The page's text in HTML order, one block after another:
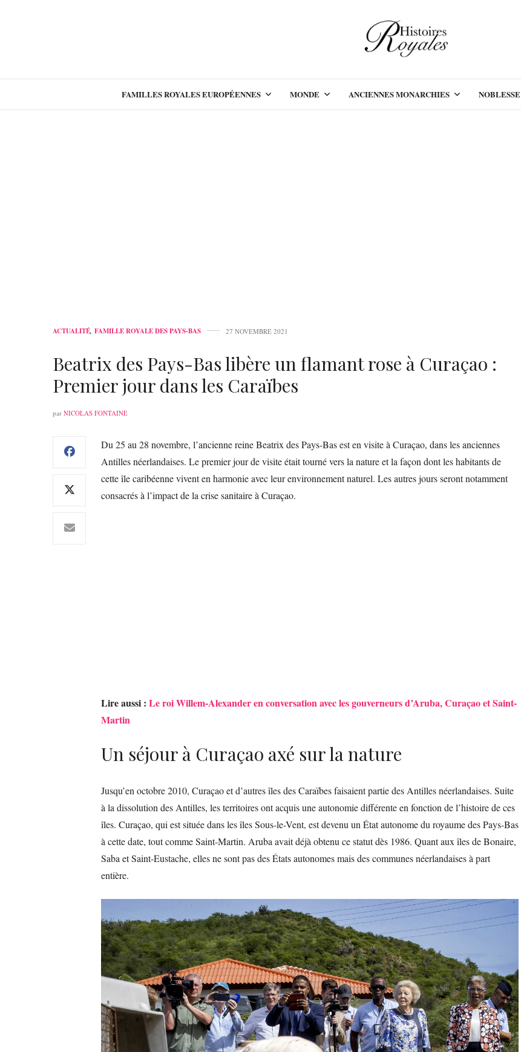
FAMILLES ROYALES EUROPÉENNES MONDE ANCIENNES MONARCHIES NOBLESSE
ACTUALITÉ, FAMILLE ROYALE DES PAYS-BAS 27 NOVEMBRE 2021
Beatrix des Pays-Bas libère un flamant rose à Curaçao :
Premier jour dans les Caraïbes
par NICOLAS FONTAINE
Du 25 au 28 novembre, l’ancienne reine Beatrix des Pays-Bas est en visite à Curaçao, dans les anciennes
Antilles néerlandaises. Le premier jour de visite était tourné vers la nature et la façon dont les habitants de
cette île caribéenne vivent en harmonie avec leur environnement naturel. Les autres jours seront notamment
consacrés à l’impact de la crise sanitaire à Curaçao.
Lire aussi : Le roi Willem-Alexander en conversation avec les gouverneurs d’Aruba, Curaçao et Saint-
Martin
Un séjour à Curaçao axé sur la nature
Jusqu’en octobre 2010, Curaçao et d’autres îles des Caraïbes faisaient partie des Antilles néerlandaises. Suite
à la dissolution des Antilles, les territoires ont acquis une autonomie différente en fonction de l’histoire de ces
îles. Curaçao, qui est située dans les îles Sous-le-Vent, est devenu un État autonome du royaume des Pays-Bas
à cette date, tout comme Saint-Martin. Aruba avait déjà obtenu ce statut dès 1986. Quant aux îles de Bonaire,
Saba et Saint-Eustache, elles ne sont pas des États autonomes mais des communes néerlandaises à part
entière.